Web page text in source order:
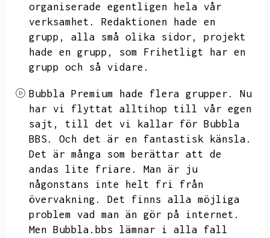
organiserade egentligen hela vår
verksamhet.
Redaktionen hade en
grupp,
alla små olika sidor,
projekt
hade en grupp,
som Frihetligt har en
grupp och så vidare.
Bubbla Premium hade flera grupper.
Nu
har vi flyttat alltihop till vår egen
sajt,
till det vi kallar för Bubbla
BBS.
Och det är en fantastisk känsla.
Det är många som berättar att de
andas lite friare.
Man är ju
någonstans inte helt fri från
övervakning.
Det finns alla möjliga
problem vad man än gör på internet.
Men Bubbla.bbs lämnar i alla fall